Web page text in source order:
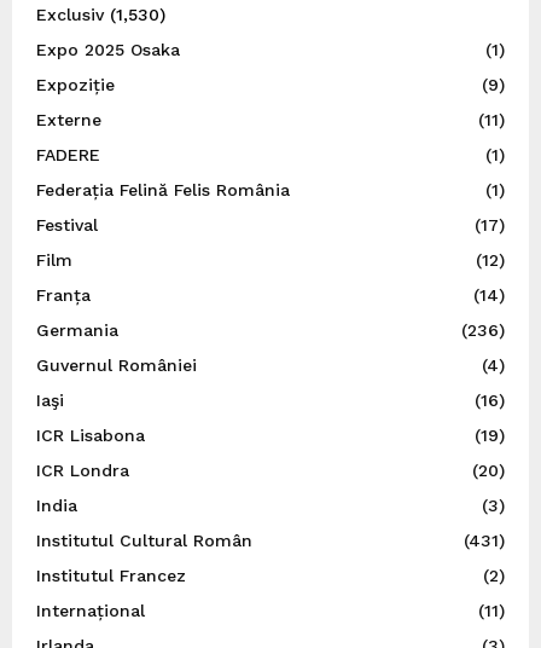
Exclusiv(1,530)
Expo 2025 Osaka
(1)
Expoziție
(9)
Externe
(11)
FADERE
(1)
Federația Felină Felis România
(1)
Festival
(17)
Film
(12)
Franța
(14)
Germania
(236)
Guvernul României
(4)
Iaşi
(16)
ICR Lisabona
(19)
ICR Londra
(20)
India
(3)
Institutul Cultural Român
(431)
Institutul Francez
(2)
Internațional
(11)